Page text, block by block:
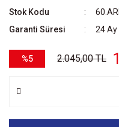
Stok Kodu
Garanti Süresi
24 Ay
%5 2.045,00 TL